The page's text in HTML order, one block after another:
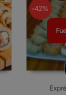
-42%